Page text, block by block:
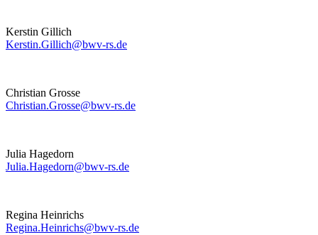
Kerstin Gillich
Kerstin.Gillich@bwv-rs.de
Christian Grosse
Christian.Grosse@bwv-rs.de
Julia Hagedorn
Julia.Hagedorn@bwv-rs.de
Regina Heinrichs
Regina.Heinrichs@bwv-rs.de